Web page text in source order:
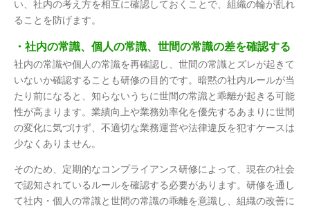
い、社内の考え方を相互に確認しておくことで、組織の輪が乱れ
ることを防げます。
・社内の常識、個人の常識、世間の常識の差を確認する
社内の常識や個人の常識を再確認し、世間の常識とズレが起きて
いないか確認することも研修の目的です。暗黙の社内ルールが当
たり前になると、知らないうちに世間の常識と乖離が起きる可能
性が高まります。業績向上や業務効率化を優先するあまりに世間
の変化に気づけず、不適切な業務運営や法律違反を犯すケースは
少なくありません。
そのため、定期的なコンプライアンス研修によって、現在の社会
で認知されているルールを確認する必要があります。研修を通し
て社内・個人の常識と世間の常識の乖離を意識し、組織の改善に